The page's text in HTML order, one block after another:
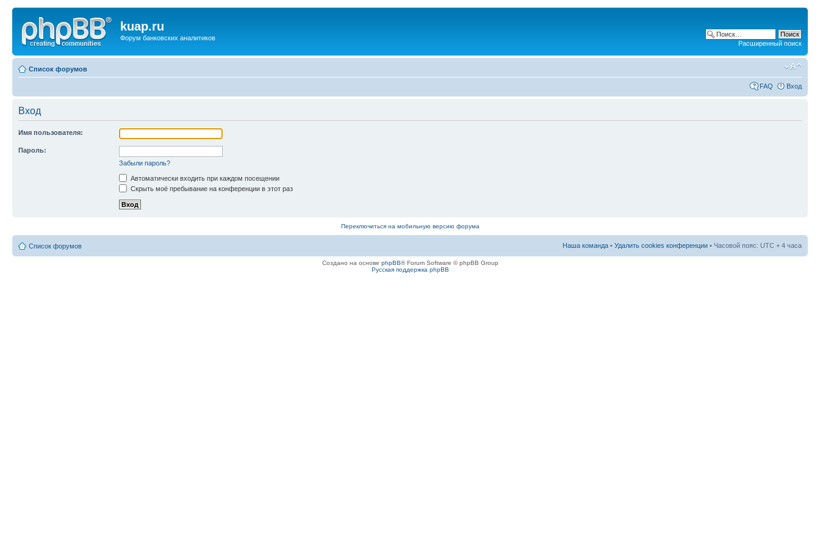
kuap.ru
Форум банковских аналитиков
Расширенный поиск
Список форумов
FAQ Вход
Вход
Имя пользователя:
Пароль:
Забыли пароль?
Автоматически входить при каждом посещении
Скрыть моё пребывание на конференции в этот раз
Переключиться на мобильную версию форума
Список форумов Наша команда • Удалить cookies конференции • Часовой пояс: UTC + 4 часа
Создано на основе phpBB® Forum Software © phpBB Group
Русская поддержка phpBB